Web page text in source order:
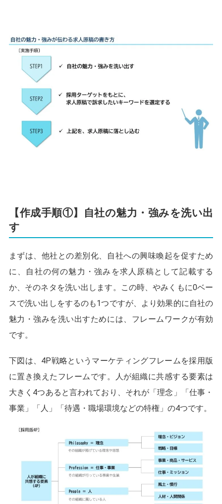
【作成手順①】自社の魅力・強みを洗い出
す
まずは、他社との差別化、自社への興味喚起を促すため
に、自社の何の魅力・強みを求人原稿として記載する
か、そのネタを洗い出します。この時、やみくもに0ベー
スで洗い出しをするのも1つですが、より効果的に自社の
魅力・強みを洗い出すためには、フレームワークが有効
です。
下図は、4P戦略というマーケティングフレームを採用版
に置き換えたフレームです。人が組織に共感する要素は
大きく4つあると言われており、それが「理念」「仕事・
事業」「人」「待遇・職場環境などの特権」の4つです。